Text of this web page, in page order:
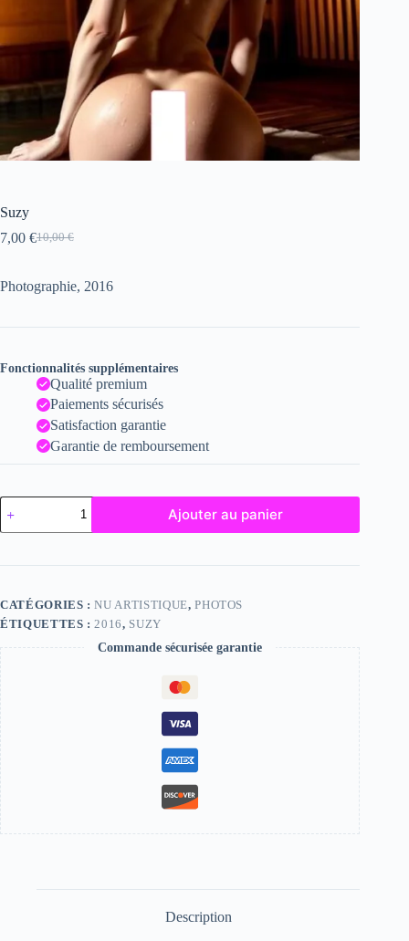
Suzy
10,00€
Le
était :
7,00 €Le
est :
Photographie, 2016
Fonctionnalités supplémentaires
Qualité premium
Paiements sécurisés
Satisfaction garantie
Garantie de remboursement
quantité
de
Suzy
Ajouter au panier
CATÉGORIES :NU ARTISTIQUE,PHOTOS
ÉTIQUETTES : 2016, SUZY
Commande sécurisée garantie
Description